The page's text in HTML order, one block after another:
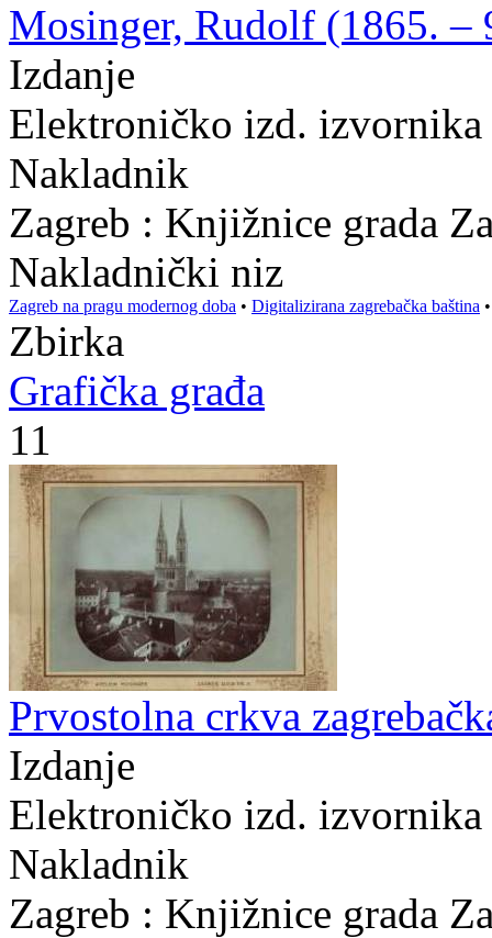
Mosinger, Rudolf (1865. –
Izdanje
Elektroničko izd.
Nakladnik
Zagreb : Knjižnice grada
Nakladnički niz
Zagreb na pragu modernog doba • Digitalizirana zagrebačka baština
Zbirka
Grafička građa
11
Prvostolna crkva
Izdanje
Elektroničko izd.
Nakladnik
Zagreb : Knjižnice grada